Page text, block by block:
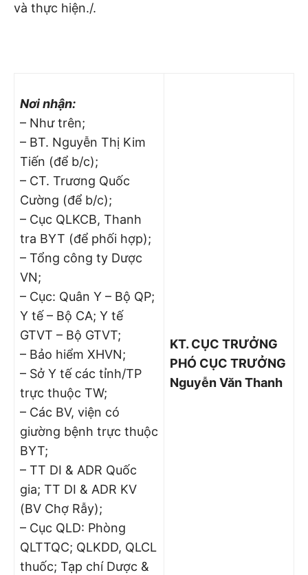
và thực hiện./.
Nơi nhận:
– Như trên;
– BT. Nguyễn Thị Kim
Tiến (để b/c);
– CT. Trương Quốc
Cường (để b/c);
– Cục QLKCB, Thanh
tra BYT (để phối hợp);
– Tổng công ty Dược
VN;
– Cục: Quân Y – Bộ QP;
Y tế – Bộ CA; Y tế
GTVT – Bộ GTVT;
– Bảo hiểm XHVN;
– Sở Y tế các tỉnh/TP
trực thuộc TW;
– Các BV, viện có
giường bệnh trực thuộc
BYT;
– TT DI & ADR Quốc
gia; TT DI & ADR KV
(BV Chợ Rẫy);
– Cục QLD: Phòng
QLTTQC; QLKDD, QLCL
thuốc; Tạp chí Dược &
KT. CỤC TRƯỞNG
PHÓ CỤC TRƯỞNG
Nguyễn Văn Thanh